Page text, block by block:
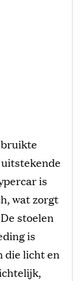
is
wat zorgt
stoelen
is
die licht en